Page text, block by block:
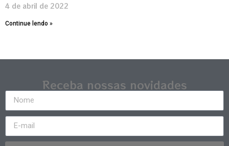
4 de abril de 2022
Continue lendo »
Receba nossas novidades